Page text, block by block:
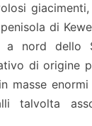
di
a nord dello
di origine
masse
talvolta